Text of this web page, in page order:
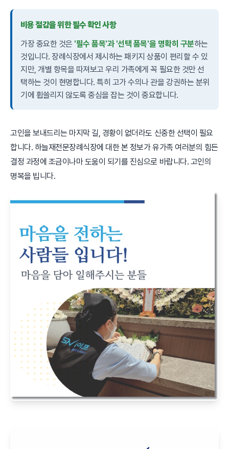
비용 절감을 위한 필수 확인 사항
가장 중요한 것은 '필수 품목'과 '선택 품목'을 명확히 구분하는
것입니다. 장례식장에서 제시하는 패키지 상품이 편리할 수 있
지만, 개별 항목을 따져보고 우리 가족에게 꼭 필요한 것만 선
택하는 것이 현명합니다. 특히 고가 수의나 관을 강권하는 분위
기에 휩쓸리지 않도록 중심을 잡는 것이 중요합니다.
고인을 보내드리는 마지막 길, 경황이 없더라도 신중한 선택이 필요
합니다. 하늘재전문장례식장에 대한 본 정보가 유가족 여러분의 힘든
결정 과정에 조금이나마 도움이 되기를 진심으로 바랍니다. 고인의
명복을 빕니다.